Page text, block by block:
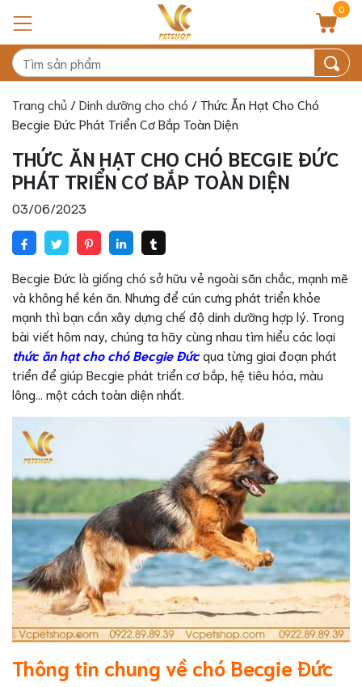
0
Trang chủ /Dinh dưỡng cho chó / Thức Ăn Hạt Cho Chó
Becgie Đức Phát Triển Cơ Bắp Toàn Diện
THỨC ĂN HẠT CHO CHÓ BECGIE ĐỨC
PHÁT TRIỂN CƠ BẮP TOÀN DIỆN
03/06/2023
Becgie Đức là giống chó sở hữu vẻ ngoài săn chắc, mạnh mẽ
và không hề kén ăn. Nhưng để cún cưng phát triển khỏe
mạnh thì bạn cần xây dựng chế độ dinh dưỡng hợp lý. Trong
bài viết hôm nay, chúng ta hãy cùng nhau tìm hiểu các loại
thức ăn hạt cho chó Becgie Đứcqua từng giai đoạn phát
triển để giúp Becgie phát triển cơ bắp, hệ tiêu hóa, màu
lông… một cách toàn diện nhất.
Thông tin chung về chó Becgie Đức